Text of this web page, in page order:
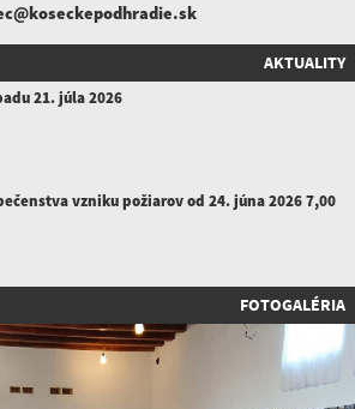
AKTUALITY
21. júla 2026
vzniku požiarov od 24. júna 2026 7,00
FOTOGALÉRIA